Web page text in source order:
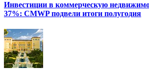
Инвестиции в коммерческую
37%: CMWP подвели итоги полугодия